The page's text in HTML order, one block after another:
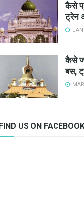
कैसे
ट्रेन
कैसे
बस,
FIND US ON FACEBOOK